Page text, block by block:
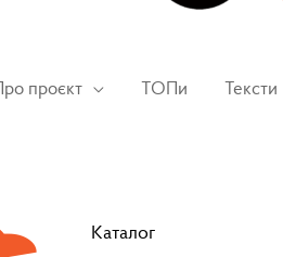
Про проєкт ТОПи Тексти
Каталог